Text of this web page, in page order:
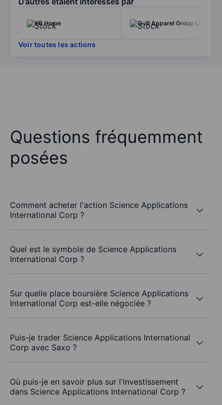
KB Home G-III Apparel Group Ltd
Voir toutes les actions
Questions fréquemment
posées
Comment acheter l'action Science Applications
International Corp ?
Quel est le symbole de Science Applications
International Corp ?
Sur quelle place boursière Science Applications
International Corp est-elle négociée ?
Puis-je trader Science Applications International
Corp avec Saxo ?
Où puis-je en savoir plus sur l'investissement
dans Science Applications International Corp ?